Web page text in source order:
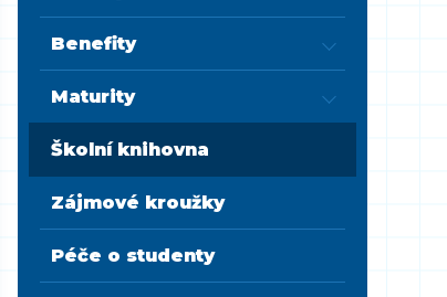
Benefity
Maturity
Školní knihovna
Zájmové kroužky
Péče o studenty